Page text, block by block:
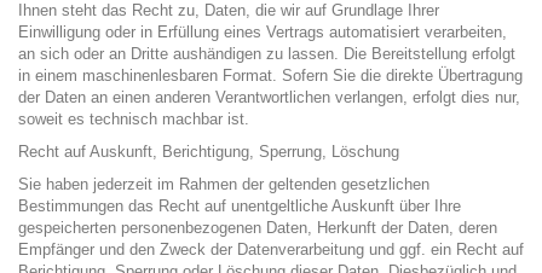
Ihnen steht das Recht zu, Daten, die wir auf Grundlage Ihrer
Einwilligung oder in Erfüllung eines Vertrags automatisiert verarbeiten,
an sich oder an Dritte aushändigen zu lassen. Die Bereitstellung erfolgt
in einem maschinenlesbaren Format. Sofern Sie die direkte Übertragung
der Daten an einen anderen Verantwortlichen verlangen, erfolgt dies nur,
soweit es technisch machbar ist.
Recht auf Auskunft, Berichtigung, Sperrung, Löschung
Sie haben jederzeit im Rahmen der geltenden gesetzlichen
Bestimmungen das Recht auf unentgeltliche Auskunft über Ihre
gespeicherten personenbezogenen Daten, Herkunft der Daten, deren
Empfänger und den Zweck der Datenverarbeitung und ggf. ein Recht auf